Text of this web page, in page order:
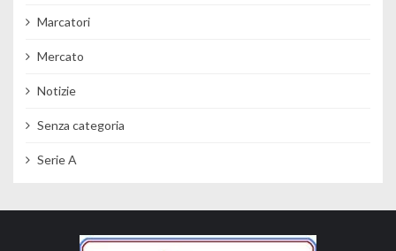
Marcatori
Mercato
Notizie
Senza categoria
Serie A